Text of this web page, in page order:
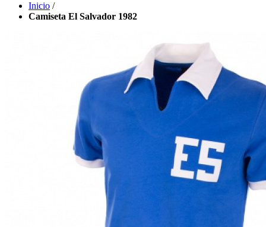
Inicio /
Camiseta El Salvador 1982